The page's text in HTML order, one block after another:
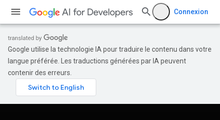
Connexion
Google utilise la technologie IA pour traduire le contenu dans votre
langue préférée. Les traductions générées par IA peuvent
contenir des erreurs.